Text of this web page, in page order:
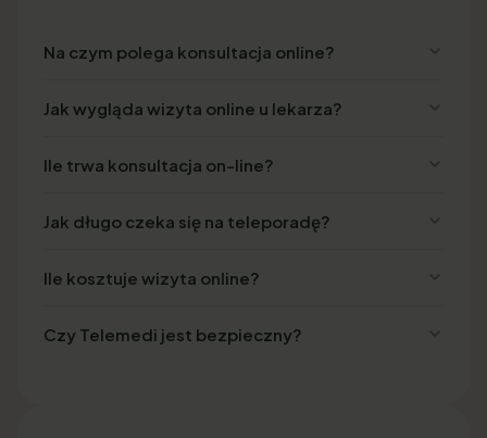
Na czym polega konsultacja online?
Jak wygląda wizyta online u lekarza?
Ile trwa konsultacja on-line?
Jak długo czeka się na teleporadę?
Ile kosztuje wizyta online?
Czy Telemedi jest bezpieczny?